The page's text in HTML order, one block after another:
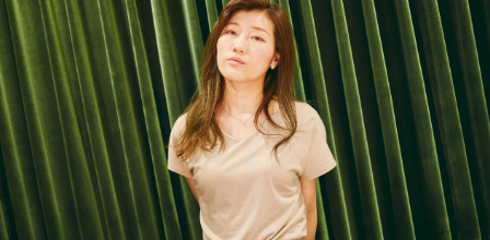
今日の番組表
週間番組表
トピックス
TBS Podcast
お知らせ
イベント・グッズ
YouTube
会社情報